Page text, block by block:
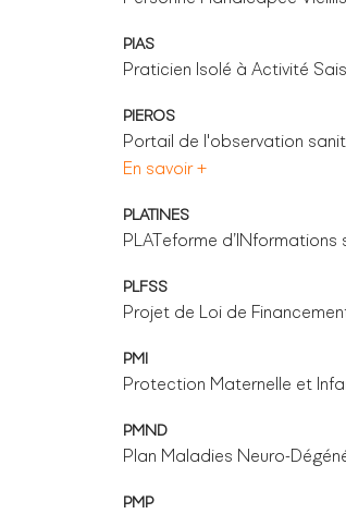
PIAS
Praticien Isolé à Activité
PIEROS
Portail de l'observation
En savoir +
PLATINES
PLATeforme
PLFSS
Projet de Loi de
PMI
Protection Maternelle et
PMND
Plan Maladies Neuro-
PMP